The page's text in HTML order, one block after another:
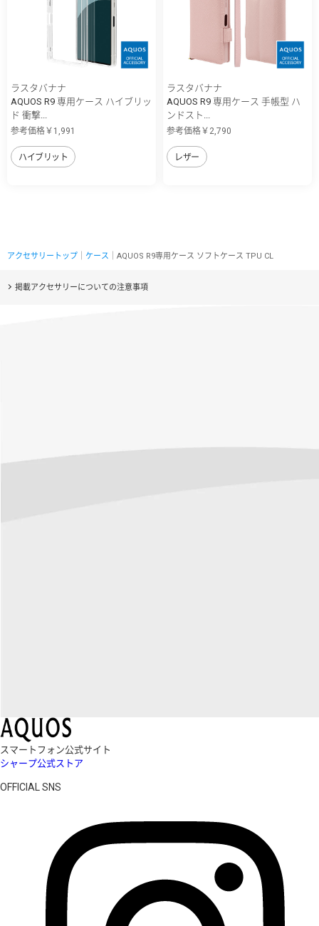
ラスタバナナ
AQUOS R9 専用ケース ハイブリッ
ド 衝撃...
参考価格￥1,991
ハイブリット
ラスタバナナ
AQUOS R9 専用ケース 手帳型 ハ
ンドスト...
参考価格￥2,790
レザー
アクセサリートップ ケース ｜AQUOS R9専用ケース ソフトケース TPU CL
掲載アクセサリーについての注意事項
スマートフォン公式サイト
シャープ公式ストア
OFFICIAL SNS